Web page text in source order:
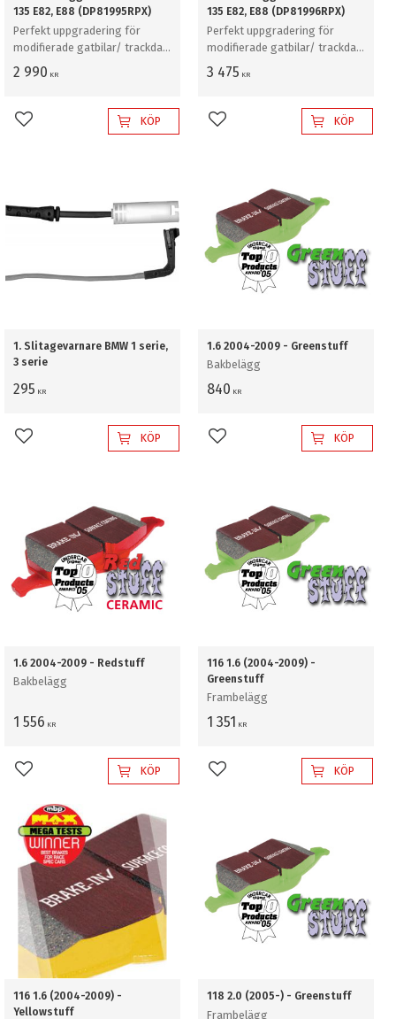
135 E82, E88 (DP81995RPX)
Perfekt uppgradering för
modifierade gatbilar/ trackday
/ stint racing - frambelägg -
Mått: 163 x 74 x 16mm
2 990 KR
Lägg till i favoriterKÖP
135 E82, E88 (DP81996RPX)
Perfekt uppgradering för
modifierade gatbilar/ trackday
/ stint racing - bakbelägg -
Mått: 85 x 76 x 15mm
3 475 KR
Lägg till i favoriterKÖP
1. Slitagevarnare BMW 1 serie,
3 serie
295 KR
Lägg till i favoriterKÖP
1.6 2004-2009 - Greenstuff
Bakbelägg
840 KR
Lägg till i favoriterKÖP
1.6 2004-2009 - Redstuff
Bakbelägg
1 556 KR
Lägg till i favoriterKÖP
116 1.6 (2004-2009) -
Greenstuff
Frambelägg
1 351 KR
Lägg till i favoriterKÖP
116 1.6 (2004-2009) -
Yellowstuff
118 2.0 (2005-) - Greenstuff
Frambelägg